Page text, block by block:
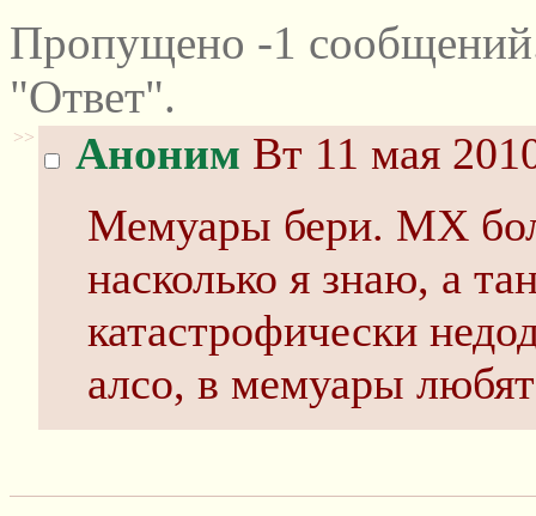
Пропущено -1
"Ответ".
>> Аноним Вт 11 мая
Мемуары бери. МХ
насколько я знаю, а
катастрофически
алсо, в мемуары